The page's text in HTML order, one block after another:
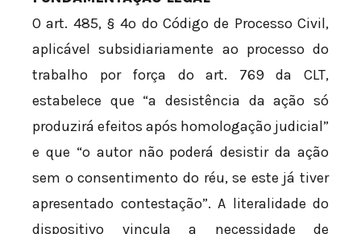
O art. 485, § 4º do Código de Processo Civil,
aplicável subsidiariamente ao processo do
trabalho por força do art. 769 da CLT,
estabelece que “a desistência da ação só
produzirá efeitos após homologação judicial”
e que “o autor não poderá desistir da ação
sem o consentimento do réu, se este já tiver
apresentado contestação”. A literalidade do
dispositivo vincula a necessidade de